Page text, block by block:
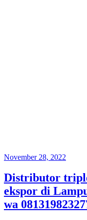
Posted
November 28, 2022
Distributor
ekspor di
wa